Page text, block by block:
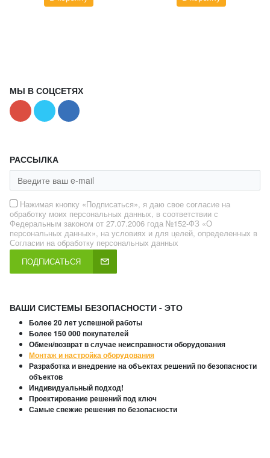
МЫ В СОЦСЕТЯХ
РАССЫЛКА
Нажимая кнопку «Подписаться», я даю свое согласие на
обработку моих персональных данных, в соответствии с
Федеральным законом от 27.07.2006 года №152-ФЗ «О
персональных данных», на условиях и для целей, определенных в
Согласии на обработку персональных данных
ПОДПИСАТЬСЯ
ВАШИ СИСТЕМЫ БЕЗОПАСНОСТИ - ЭТО
Более 20 лет успешной работы
Более 150 000 покупателей
Обмен/возврат в случае неисправности оборудования
Монтаж и настройка оборудования
Разработка и внедрение на объектах решений по безопасности
объектов
Индивидуальный подход!
Проектирование решений под ключ
Самые свежие решения по безопасности